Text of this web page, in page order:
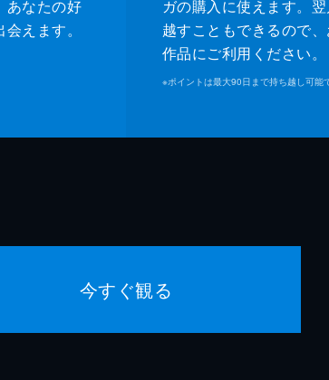
あなたの好
えます。
ガの購入に使えます。
越すこともできるので
作品にご利用ください。
※ポイントは最大90日まで持ち越し可能
今すぐ観る